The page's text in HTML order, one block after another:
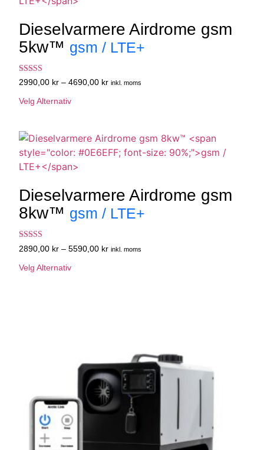
Dieselvarmere Airdrome gsm
5kw™ gsm / LTE+
Vurdert
4.67
2990,00 kr –4690,00 kr inkl. moms
Velg Alternativ
Dieselvarmere Airdrome gsm
8kw™ gsm / LTE+
Vurdert
4.25
2890,00 kr –5590,00 kr inkl. moms
Velg Alternativ